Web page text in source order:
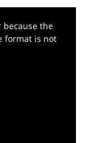
the
format is not